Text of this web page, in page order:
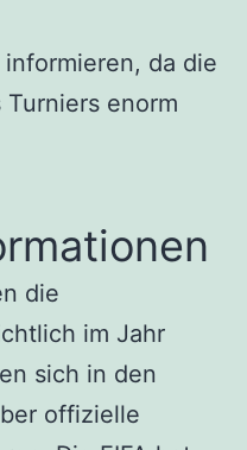
da die
enorm
die
im Jahr
sich in den
offizielle